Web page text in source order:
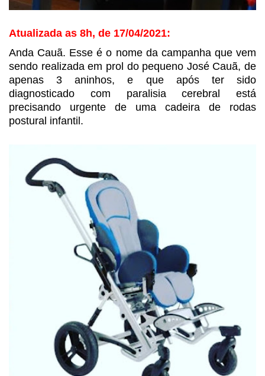
Atualizada as 8h, de 17/04/2021:
Anda Cauã. Esse é o nome da campanhaque vem
sendo realizada em prol do pequeno José Cauã, de
apenas 3 aninhos, e queapós ter sido
diagnosticado com paralisia cerebral está
precisando urgente de uma cadeira de rodas
postural infantil.